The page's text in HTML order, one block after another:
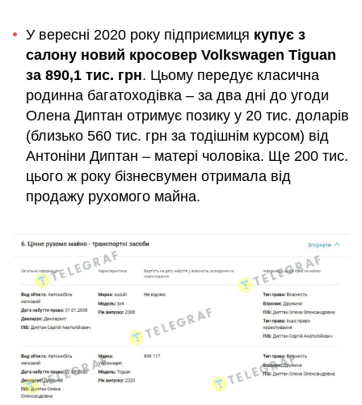
У вересні 2020 року підприємиця купує з
салону новий кросовер Volkswagen Tiguan
за 890,1 тис. грн. Цьому передує класична
родинна багатоходівка – за два дні до угоди
Олена Диптан отримує позику у 20 тис. доларів
(близько 560 тис. грн за тодішнім курсом) від
Антоніни Диптан – матері чоловіка. Ще 200 тис.
цього ж року бізнесвумен отримала від
продажу рухомого майна.